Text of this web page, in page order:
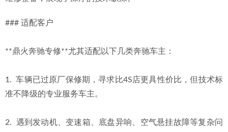
### 适配客户
**鼎火奔驰专修**尤其适配以下几类奔驰车主：
1.  车辆已过原厂保修期，寻求比4S店更具性价比，但技术标
准不降级的专业服务车主。
2.  遇到发动机、变速箱、底盘异响、空气悬挂故障等复杂问